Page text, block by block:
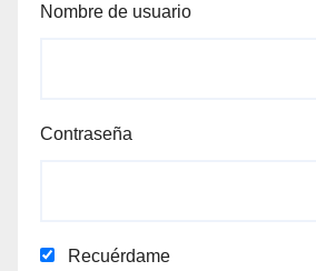
Nombre de usuario
Contraseña
Recuérdame